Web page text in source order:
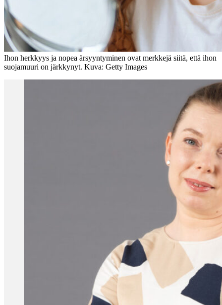
Ihon herkkyys ja nopea ärsyyntyminen ovat merkkejä siitä, että ihon
suojamuuri on järkkynyt. Kuva: Getty Images